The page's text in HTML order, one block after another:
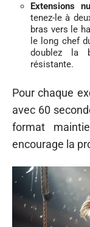
Extensions
tenez-le à
bras vers le
le long chef
doublez la
résistante.
Pour chaque
avec 60
format
encourage la